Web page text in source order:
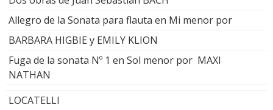
Allegro de la Sonata para flauta en Mi menor por
BARBARA HIGBIE y EMILY KLION
Fuga de la sonata Nº 1 en Sol menor por MAXI
NATHAN
LOCATELLI